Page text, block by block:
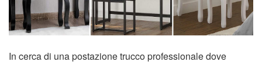
In cerca di una postazione trucco professionale dove